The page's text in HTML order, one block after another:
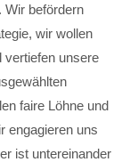
Wir befördern
wir wollen
vertiefen unsere
faire Löhne und
engagieren uns
ist untereinander